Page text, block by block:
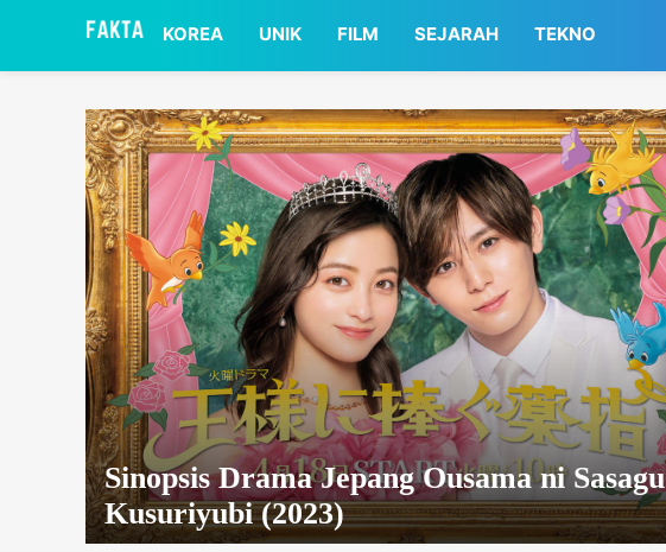
KOREA UNIK FILM SEJARAH TEKNO
Sinopsis Drama Jepang Ousama ni Sasagu
Kusuriyubi (2023)